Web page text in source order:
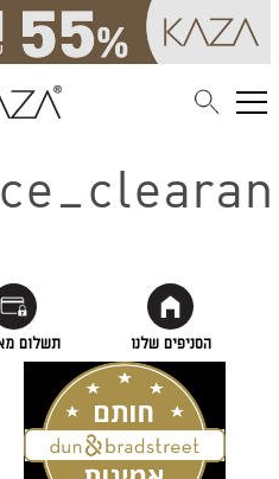
הסניפים שלנו תשלום